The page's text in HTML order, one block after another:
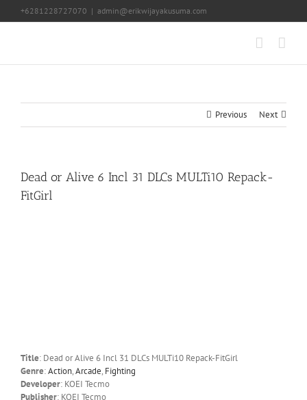
+6281228727070 | admin@erikwijayakusuma.com
Previous Next
Dead or Alive 6 Incl 31 DLCs MULTi10 Repack-
FitGirl
Title: Dead or Alive 6 Incl 31 DLCs MULTi10 Repack-FitGirl
Genre:Action,Arcade, Fighting
Developer: KOEI Tecmo
Publisher: KOEI Tecmo